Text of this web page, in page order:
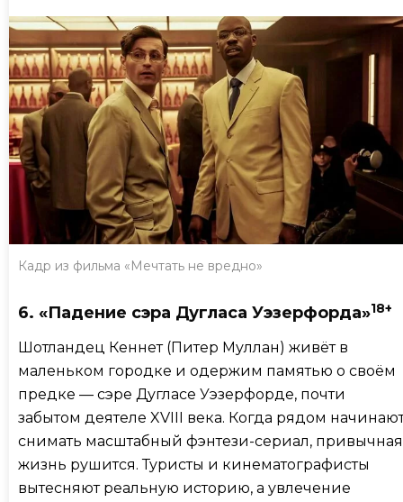
Кадр из фильма «Мечтать не вредно»
6. «Падение сэра Дугласа Уэзерфорда»18+
Шотландец Кеннет (Питер Муллан) живёт в
маленьком городке и одержим памятью о своём
предке — сэре Дугласе Уэзерфорде, почти
забытом деятеле XVIII века. Когда рядом
снимать масштабный фэнтези-сериал, привычная
жизнь рушится. Туристы и кинематографисты
вытесняют реальную историю, а увлечение